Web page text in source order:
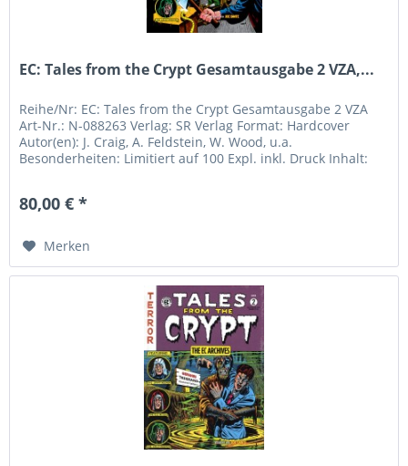
EC: Tales from the Crypt Gesamtausgabe 2 VZA,...
Reihe/Nr: EC: Tales from the Crypt Gesamtausgabe 2 VZA
Art-Nr.: N-088263 Verlag: SR Verlag Format: Hardcover
Autor(en): J. Craig, A. Feldstein, W. Wood, u.a.
Besonderheiten: Limitiert auf 100 Expl. inkl. Druck Inhalt:
80,00 € *
Merken